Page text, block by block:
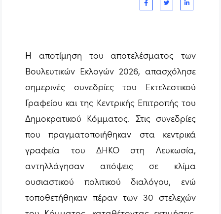
Η αποτίμηση του αποτελέσματος των
Βουλευτικών Εκλογών 2026, απασχόλησε
σημερινές συνεδρίες του Εκτελεστικού
Γραφείου και της Κεντρικής Επιτροπής του
Δημοκρατικού Κόμματος. Στις συνεδρίες
που πραγματοποιήθηκαν στα κεντρικά
γραφεία του ΔΗΚΟ στη Λευκωσία,
αντηλλάγησαν απόψεις σε κλίμα
ουσιαστικού πολιτικού διαλόγου, ενώ
τοποθετήθηκαν πέραν των 30 στελεχών